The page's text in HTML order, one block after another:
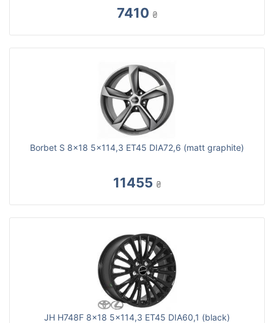
7410 ₴
Borbet S 8x18 5x114,3 ET45 DIA72,6 (matt graphite)
11455 ₴
JH H748F 8x18 5x114,3 ET45 DIA60,1 (black)